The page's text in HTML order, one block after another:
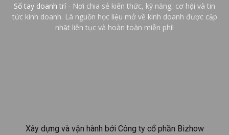
Sổ tay doanh trí - Nơi chia sẻ kiến thức, kỹ năng, cơ hội và tin
tức kinh doanh. Là nguồn học liệu mở về kinh doanh được cập
nhật liên tục và hoàn toàn miễn phí!
Xây dựng và vận hành bởi Công ty cổ phần Bizhow